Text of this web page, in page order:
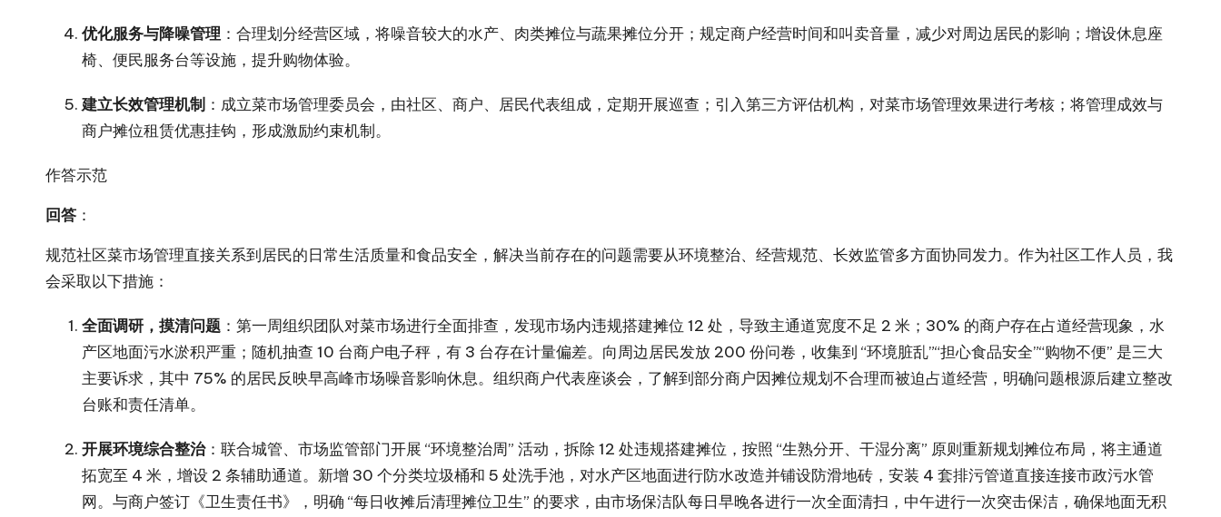
优化服务与降噪管理 ：合理划分经营区域，将噪音较大的水产、肉类摊位与蔬果摊位分开；规定商户经营时间和叫卖音量，减少对周边居民的影响；增设休息座
椅、便民服务台等设施，提升购物体验。​
建立长效管理机制 ：成立菜市场管理委员会，由社区、商户、居民代表组成，定期开展巡查；引入第三方评估机构，对菜市场管理效果进行考核；将管理成效与
商户摊位租赁优惠挂钩，形成激励约束机制。​
作答示范​
回答 ：​
规范社区菜市场管理直接关系到居民的日常生活质量和食品安全，解决当前存在的问题需要从环境整治、经营规范、长效监管多方面协同发力。作为社区工作人员，我
会采取以下措施：​
全面调研，摸清问题 ：第一周组织团队对菜市场进行全面排查，发现市场内违规搭建摊位 12 处，导致主通道宽度不足 2 米；30% 的商户存在占道经营现象，水
产区地面污水淤积严重；随机抽查 10 台商户电子秤，有 3 台存在计量偏差。向周边居民发放 200 份问卷，收集到 “环境脏乱”“担心食品安全”“购物不便” 是三大
主要诉求，其中 75% 的居民反映早高峰市场噪音影响休息。组织商户代表座谈会，了解到部分商户因摊位规划不合理而被迫占道经营，明确问题根源后建立整改
台账和责任清单。​
开展环境综合整治：联合城管、市场监管部门开展 “环境整治周” 活动，拆除 12 处违规搭建摊位，按照 “生熟分开、干湿分离” 原则重新规划摊位布局，将主通道
拓宽至 4 米，增设 2 条辅助通道。新增 30 个分类垃圾桶和 5 处洗手池，对水产区地面进行防水改造并铺设防滑地砖，安装 4 套排污管道直接连接市政污水管
网。与商户签订《卫生责任书》，明确 “每日收摊后清理摊位卫生” 的要求，由市场保洁队每日早晚各进行一次全面清扫，中午进行一次突击保洁，确保地面无积